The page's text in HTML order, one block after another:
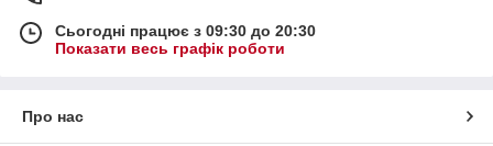
Сьогодні працює з 09:30 до 20:30
Показати весь графік роботи
Про нас